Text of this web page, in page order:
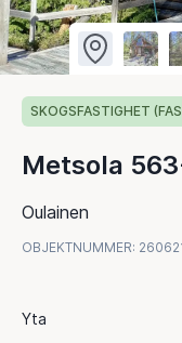
SKOGSFASTIGHET
Metsola
Oulainen
OBJEKTNUMMER:
Yta